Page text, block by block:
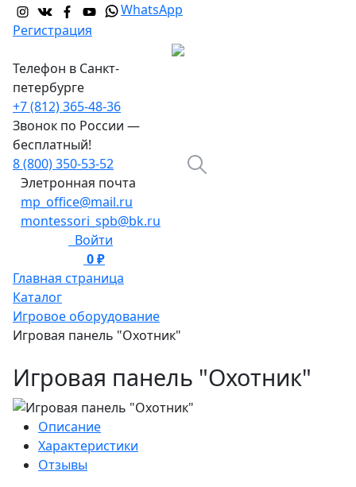
WhatsApp
Регистрация
Телефон в Санкт-
петербурге
+7 (812) 365-48-36
Звонок по России —
бесплатный!
8 (800) 350-53-52
Элетронная почта
mp_office@mail.ru
montessori_spb@bk.ru
Войти
0 ₽
Главная страница
Каталог
Игровое оборудование
Игровая панель "Охотник"
Игровая панель "Охотник"
Описание
Характеристики
Отзывы